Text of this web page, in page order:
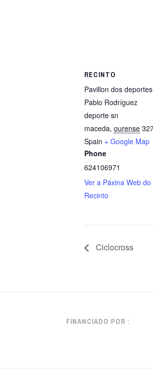
RECINTO
Pavillon dos deportes
Pablo Rodríguez
deporte sn
maceda, ourense
Spain + Google Map
Phone
624106971
Ver a Páxina Web do
Recinto
Ciclocross
FINANCIADO POR :